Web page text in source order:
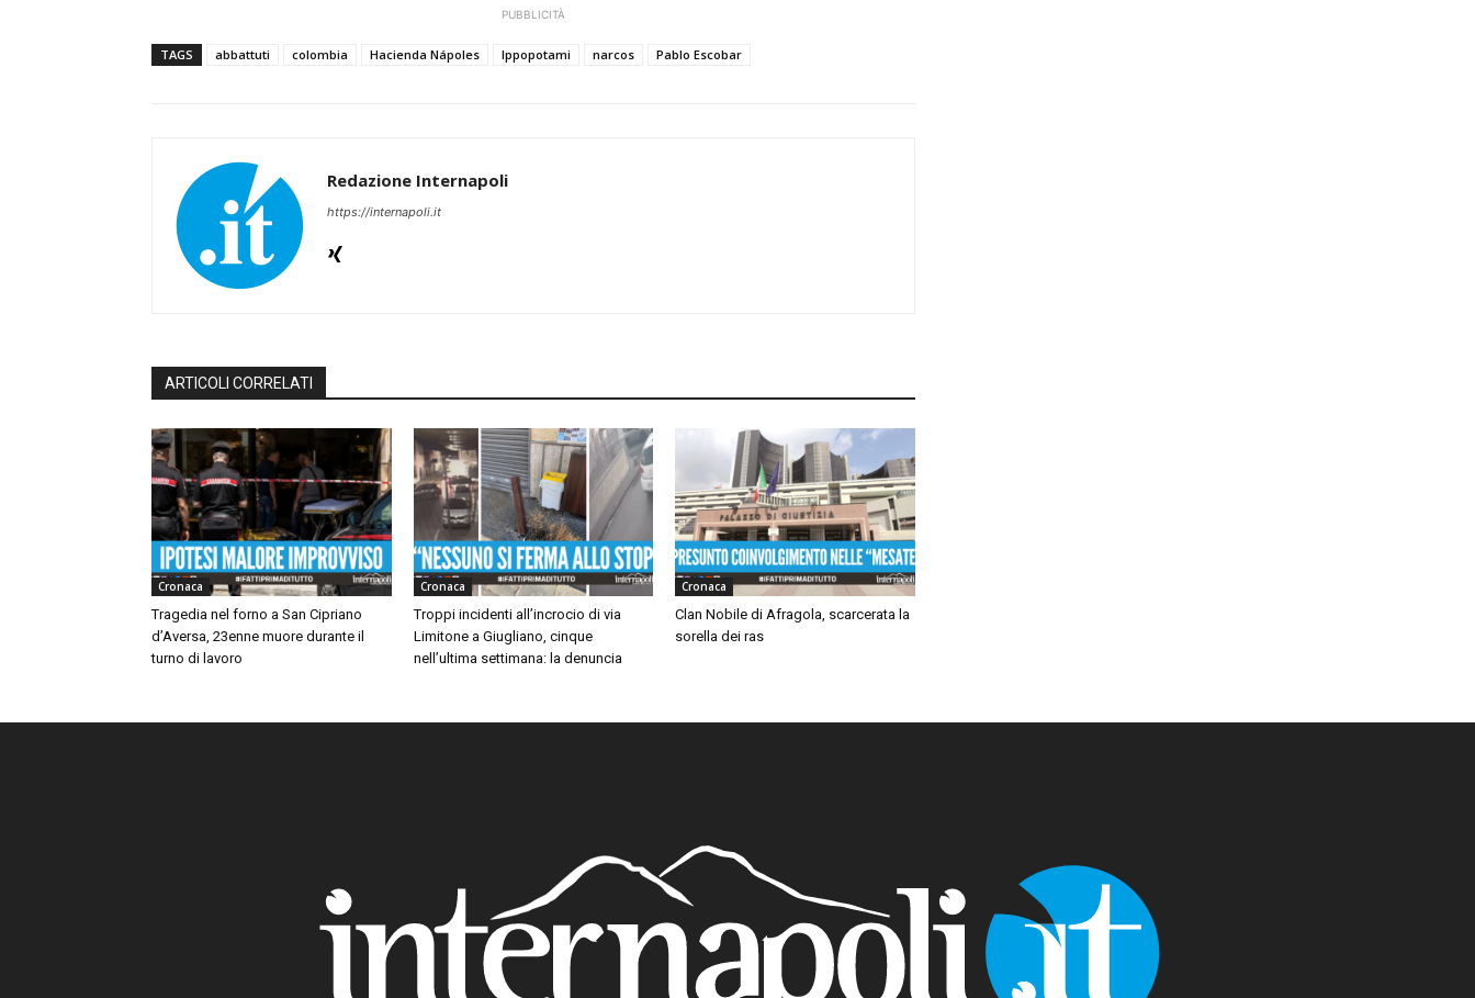
PUBBLICITÀ
TAGS abbattuti colombia Hacienda Nápoles Ippopotami narcos Pablo Escobar
Redazione Internapoli
https://internapoli.it
ARTICOLI CORRELATI
Cronaca
Tragedia nel forno a San Cipriano
d’Aversa, 23enne muore durante il
turno di lavoro
Cronaca
Troppi incidenti all’incrocio di via
Limitone a Giugliano, cinque
nell’ultima settimana: la denuncia
Cronaca
Clan Nobile di Afragola, scarcerata la
sorella dei ras